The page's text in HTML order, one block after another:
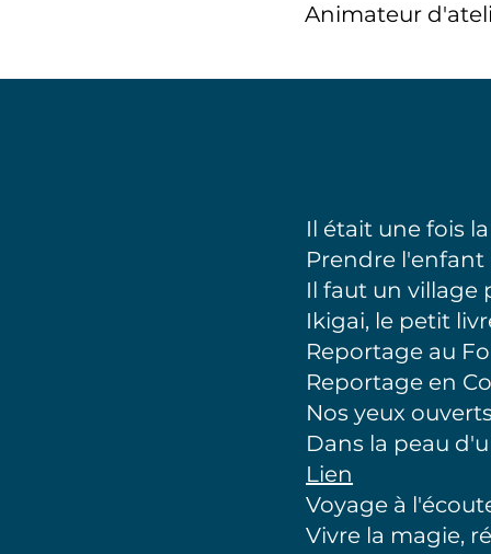
Animateur
Il était une fois
Prendre l'enfant
Il faut un village
Ikigai, le petit
Reportage au
Reportage en
Nos yeux
Dans la peau
Lien
Voyage à
Vivre la magie,